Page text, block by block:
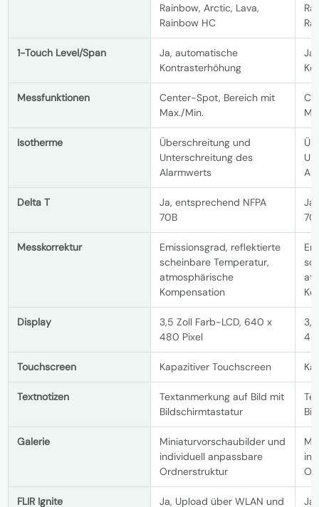
Rainbow, Arctic, Lava,
Rainbow HC
1-Touch Level/Span
Ja, automatische
Kontrasterhöhung
Messfunktionen
Center-Spot, Bereich mit
Max./Min.
Isotherme
Überschreitung und
Unterschreitung des
Alarmwerts
Delta T
Ja, entsprechend NFPA
70B
Messkorrektur
Emissionsgrad, reflektierte
scheinbare Temperatur,
atmosphärische
Kompensation
Display
3,5 Zoll Farb-LCD, 640 x
480 Pixel
Touchscreen Kapazitiver Touchscreen
Textnotizen
Textanmerkung auf Bild mit
Bildschirmtastatur
Galerie
Miniaturvorschaubilder und
individuell anpassbare
Ordnerstruktur
FLIR Ignite Ja, Upload über WLAN und